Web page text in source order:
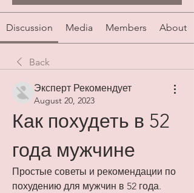
Discussion Media Members About
Back
Эксперт Рекомендует
August 20, 2023
Как похудеть в 52
года мужчине
Простые советы и рекомендации по
похудению для мужчин в 52 года.